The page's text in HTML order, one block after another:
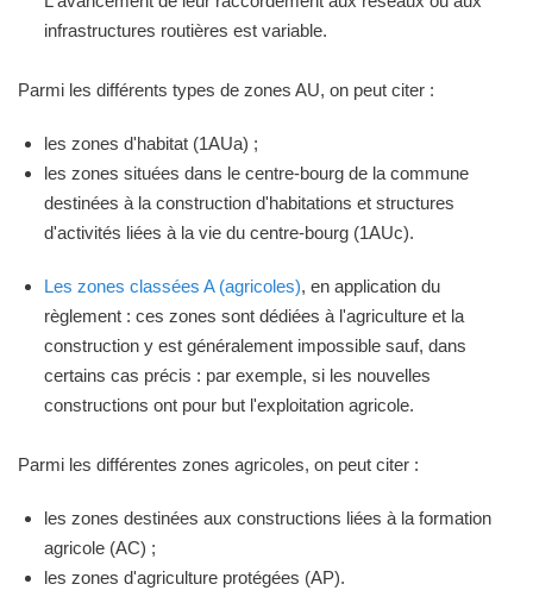
infrastructures routières est variable.
Parmi les différents types de zones AU, on peut citer :
les zones d'habitat (1AUa) ;
les zones situées dans le centre-bourg de la commune
destinées à la construction d'habitations et structures
d'activités liées à la vie du centre-bourg (1AUc).
Les zones classées A (agricoles), en application du
règlement : ces zones sont dédiées à l'agriculture et la
construction y est généralement impossible sauf, dans
certains cas précis : par exemple, si les nouvelles
constructions ont pour but l'exploitation agricole.
Parmi les différentes zones agricoles, on peut citer :
les zones destinées aux constructions liées à la formation
agricole (AC) ;
les zones d'agriculture protégées (AP).